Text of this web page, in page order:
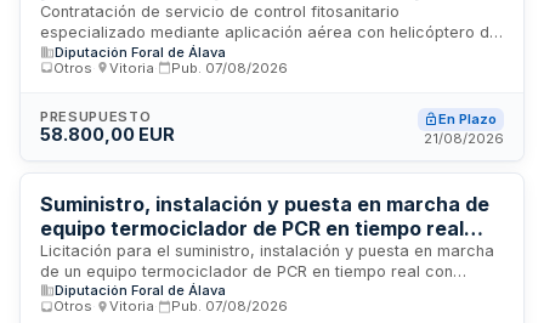
la campaña 2026
Contratación de servicio de control fitosanitario
especializado mediante aplicación aérea con helicóptero de
turbina contra la procesionaria del pino. El tratamiento se
ejecutará durante la campaña 2026 utilizando productos
Thaumetopoea pityocampa en zonas forestales. Se trata de
un procedimiento de licitación abierta simplificada para
aéreos de plagas forestales.
Diputación Foral de Álava
Otros
Vitoria Pub. 07/08/2026
PRESUPUESTO
58.800,00 EUR
En Plazo
21/08/2026
Suministro, instalación y puesta en marcha de
equipo termociclador de PCR en tiempo real
para laboratorio pecuario de la Diputación Foral
de Álava
Licitación para el suministro, instalación y puesta en marcha
de un equipo termociclador de PCR en tiempo real con
capacidad de seis canales de detección, destinado al
Laboratorio Pecuario Eskalmendi del Servicio de Ganadería
Diputación Foral de Álava
Otros
Vitoria Pub. 07/08/2026